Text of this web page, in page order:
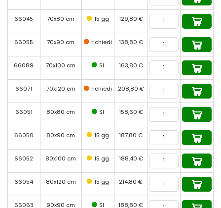
66045 70x80 cm 15 gg 129,80 €
66055 70x90 cm richiedi 138,80 €
66089 70x100 cm SI 163,80 €
66071 70x120 cm richiedi 208,80 €
66051 80x80 cm SI 158,60 €
66050 80x90 cm 15 gg 187,80 €
66052 80x100 cm 15 gg 188,40 €
66054 80x120 cm 15 gg 214,80 €
66063 90x90 cm SI 188,80 €